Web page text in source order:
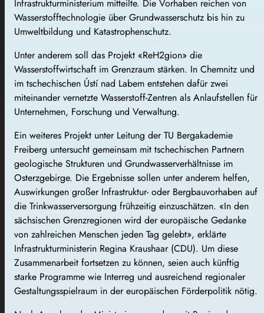
Infrastrukturministerium mitteilte. Die Vorhaben reichen von
Wasserstofftechnologie über Grundwasserschutz bis hin zu
Umweltbildung und Katastrophenschutz.
Unter anderem soll das Projekt «ReH2gion» die
Wasserstoffwirtschaft im Grenzraum stärken. In Chemnitz und
im tschechischen Ústí nad Labem entstehen dafür zwei
miteinander vernetzte Wasserstoff-Zentren als Anlaufstellen für
Unternehmen, Forschung und Verwaltung.
Ein weiteres Projekt unter Leitung der TU Bergakademie
Freiberg untersucht gemeinsam mit tschechischen Partnern
geologische Strukturen und Grundwasserverhältnisse im
Osterzgebirge. Die Ergebnisse sollen unter anderem helfen,
Auswirkungen großer Infrastruktur- oder Bergbauvorhaben auf
die Trinkwasserversorgung frühzeitig einzuschätzen. «In den
sächsischen Grenzregionen wird der europäische Gedanke
von zahlreichen Menschen jeden Tag gelebt», erklärte
Infrastrukturministerin Regina Kraushaar (CDU). Um diese
Zusammenarbeit fortsetzen zu können, seien auch künftig
starke Programme wie Interreg und ausreichend regionaler
Gestaltungsspielraum in der europäischen Förderpolitik nötig.